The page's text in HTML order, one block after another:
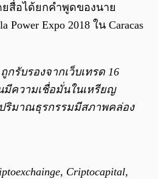
สื่อได้ยกคำพูดของนาย
Power Expo 2018 ใน Caracas
กรับรองจากเว็บเทรด 16
มีความเชื่อมั่นในเหรียญ
ริมาณธุรกรรมมีสภาพคล่อง
Criptocapital,